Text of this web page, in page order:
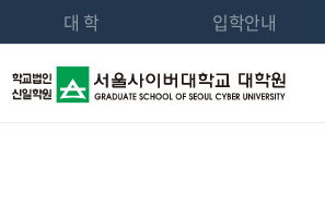
대 학 입학안내